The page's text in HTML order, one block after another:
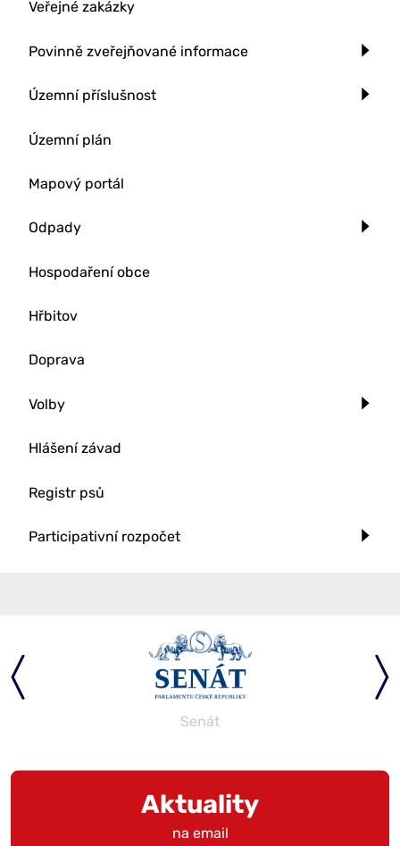
Veřejné zakázky
Povinně zveřejňované informace
Územní příslušnost
Územní plán
Mapový portál
Odpady
Hospodaření obce
Hřbitov
Doprava
Volby
Hlášení závad
Registr psů
Participativní rozpočet
Senát
Aktuality
na email